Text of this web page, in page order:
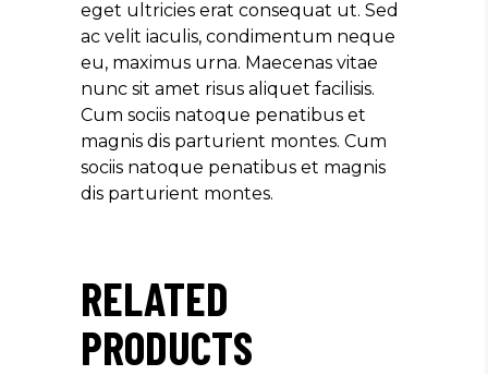
eget ultricies erat consequat ut. Sed
ac velit iaculis, condimentum neque
eu, maximus urna. Maecenas vitae
nunc sit amet risus aliquet facilisis.
Cum sociis natoque penatibus et
magnis dis parturient montes. Cum
sociis natoque penatibus et magnis
dis parturient montes.
RELATED
PRODUCTS